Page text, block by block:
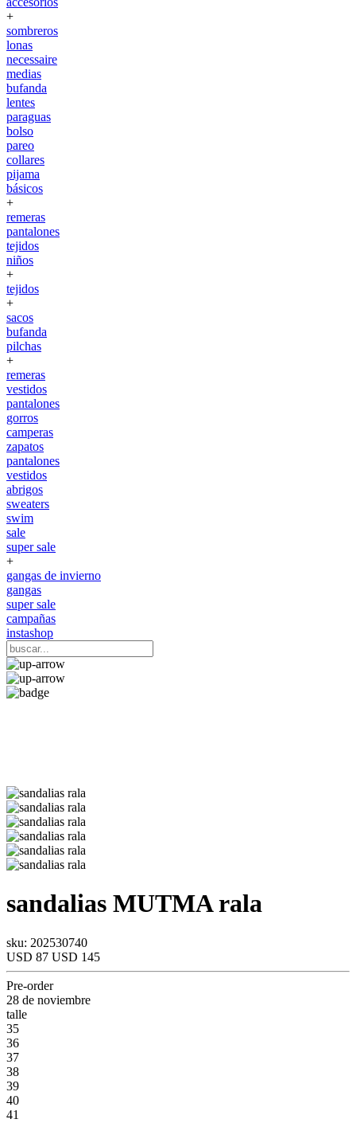
+
sombreros
lonas
necessaire
medias
bufanda
lentes
paraguas
bolso
pareo
collares
pijama
básicos
+
remeras
pantalones
tejidos
niños
+
tejidos
+
sacos
bufanda
pilchas
+
remeras
vestidos
pantalones
gorros
camperas
zapatos
pantalones
vestidos
abrigos
sweaters
swim
sale
super sale
+
gangas de invierno
gangas
super sale
campañas
instashop
sandalias MUTMArala
sku: 202530740
USD 87 USD 145
Pre-order
28 de noviembre
talle
35
36
37
38
39
40
41